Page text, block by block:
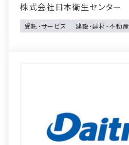
株式会社日本衛生センター
受託・サービス 建設・建材・不動産